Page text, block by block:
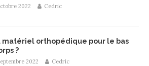
2022 Cedric
matériel orthopédique pour le bas
?
2022 Cedric